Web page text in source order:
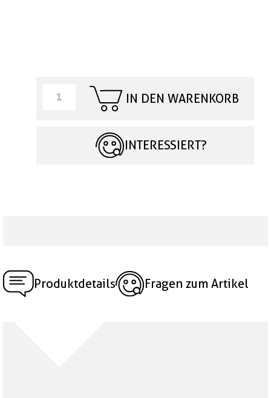
IN DEN WARENKORB
INTERESSIERT?
Produktdetails Fragen zum Artikel